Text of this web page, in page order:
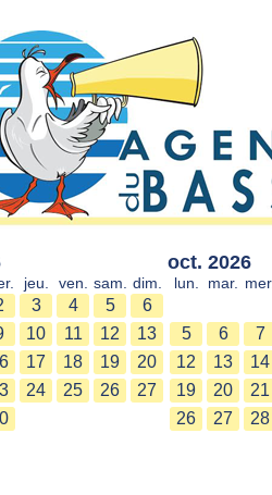
jeu. ven. sam. dim.
3 4 5
6
10 11 12
13
17 18 19
20
24 25 26
27
oct. 2026
lun. mar. mer.
5
6 7
12
13 14
19
20 21
26
27 28